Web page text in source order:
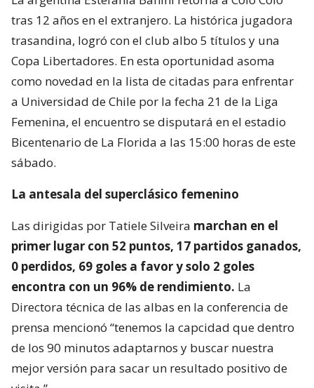
tras 12 años en el extranjero. La histórica jugadora
trasandina, logró con el club albo 5 títulos y una
Copa Libertadores. En esta oportunidad asoma
como novedad en la lista de citadas para enfrentar
a Universidad de Chile por la fecha 21 de la Liga
Femenina, el encuentro se disputará en el estadio
Bicentenario de La Florida a las 15:00 horas de este
sábado.
La antesala del superclásico femenino
Las dirigidas por Tatiele Silveira marchan en el
primer lugar con 52 puntos, 17 partidos ganados,
0 perdidos, 69 goles a favor y solo 2 goles
encontra con un 96% de rendimiento. La
Directora técnica de las albas en la conferencia de
prensa mencionó “tenemos la capcidad que dentro
de los 90 minutos adaptarnos y buscar nuestra
mejor versión para sacar un resultado positivo de